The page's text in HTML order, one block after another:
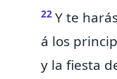
22 Y te
á los
y la fiesta